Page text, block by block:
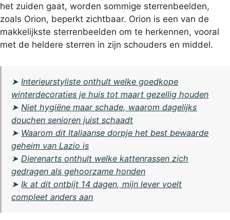
het zuiden gaat, worden sommige sterrenbeelden,
zoals Orion, beperkt zichtbaar. Orion is een van de
makkelijkste sterrenbeelden om te herkennen, vooral
met de heldere sterren in zijn schouders en middel.
➤ Interieurstyliste onthult welke goedkope
winterdecoraties je huis tot maart gezellig houden
➤ Niet hygiëne maar schade, waarom dagelijks
douchen senioren juist schaadt
➤ Waarom dit Italiaanse dorpje het best bewaarde
geheim van Lazio is
➤ Dierenarts onthult welke kattenrassen zich
gedragen als gehoorzame honden
➤ Ik at dit ontbijt 14 dagen, mijn lever voelt
compleet anders aan